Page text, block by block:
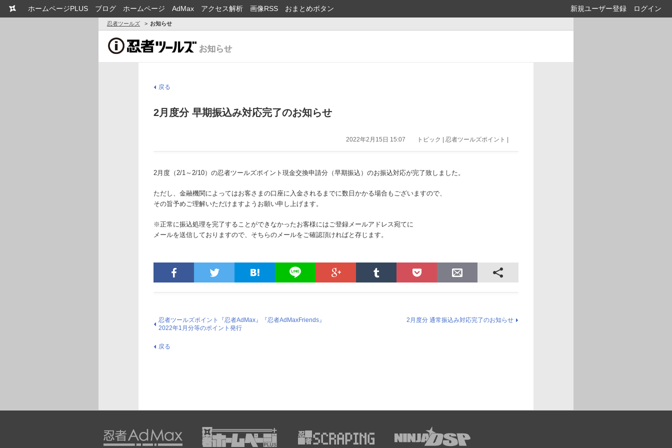
新規ユーザー登録 ログイン
ホームページPLUS ブログ ホームページ AdMax アクセス解析 画像RSS おまとめボタン
忍者ツールズ お知らせ
戻る
2月度分 早期振込み対応完了のお知らせ
トピック | 忍者ツールズポイント |
2022年2月15日 15:07
2月度（2/1～2/10）の忍者ツールズポイント現金交換申請分（早期振込）のお振込対応が完了致しました。
ただし、金融機関によってはお客さまの口座に入金されるまでに数日かかる場合もございますので、
その旨予めご理解いただけますようお願い申し上げます。
※正常に振込処理を完了することができなかったお客様にはご登録メールアドレス宛てに
メールを送信しておりますので、そちらのメールをご確認頂ければと存じます。
忍者ツールズポイント『忍者AdMax』『忍者AdMaxFriends』
2022年1月分等のポイント発行
2月度分 通常振込み対応完了のお知らせ
戻る